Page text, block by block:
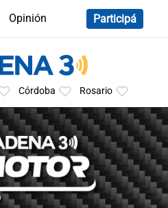
Opinión
Participá
Córdoba Rosario